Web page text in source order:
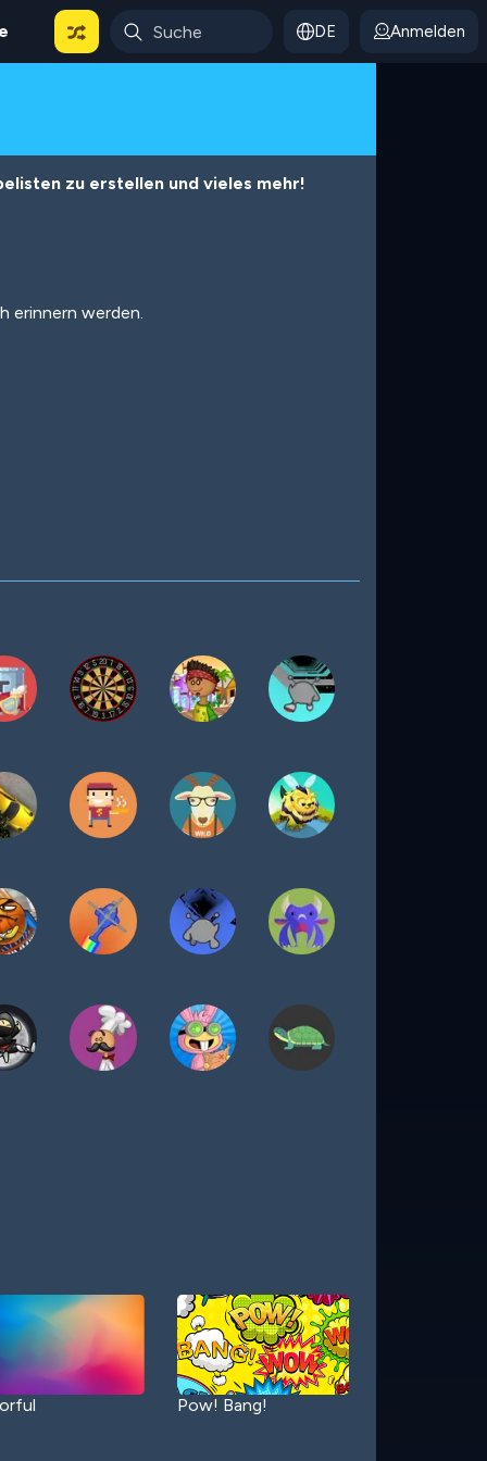
DE Anmelden
zu erstellen und vieles mehr!
erinnern werden.
Pow! Bang!